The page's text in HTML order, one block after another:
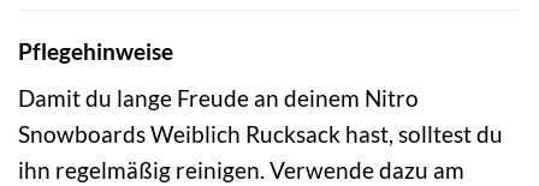
Pflegehinweise
Damit du lange Freude an deinem Nitro
Snowboards Weiblich Rucksack hast, solltest du
ihn regelmäßig reinigen. Verwende dazu am